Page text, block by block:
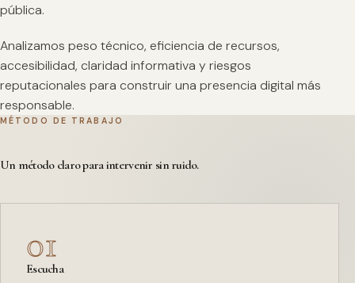
pública.
Analizamos peso técnico, eficiencia de recursos,
accesibilidad, claridad informativa y riesgos
reputacionales para construir una presencia digital más
responsable.
MÉTODO DE TRABAJO
Un método claro para intervenir sin ruido.
01
Escucha